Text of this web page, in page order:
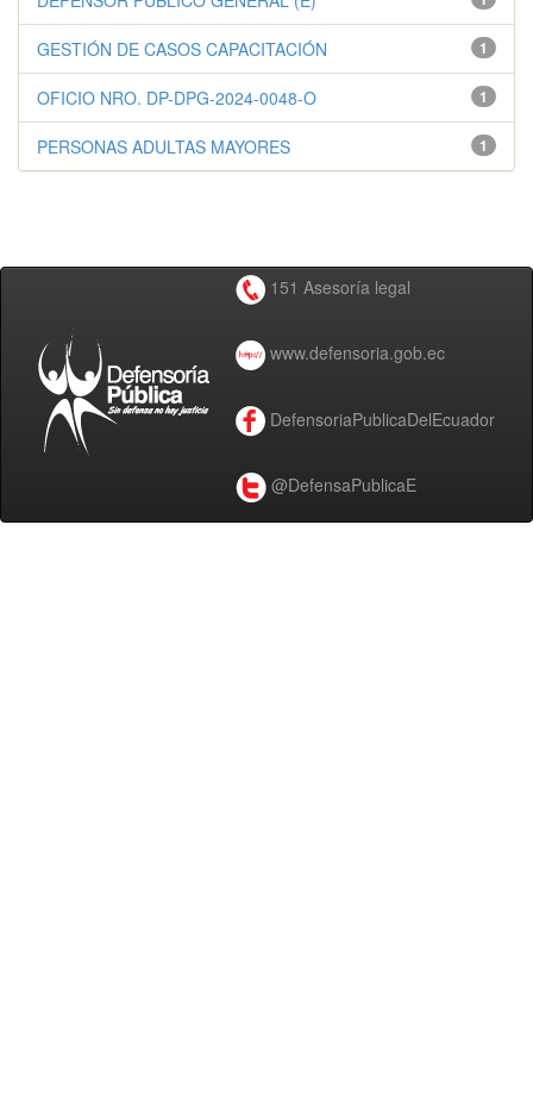
1
GESTIÓN DE CASOS CAPACITACIÓN
1
OFICIO NRO. DP-DPG-2024-0048-O
1
PERSONAS ADULTAS MAYORES
151 Asesoría legal
www.defensoria.gob.ec
DefensoriaPublicaDelEcuador
@DefensaPublicaE